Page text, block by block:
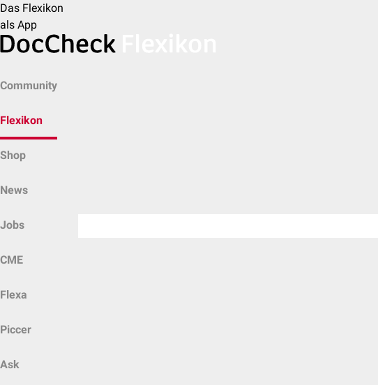
Das Flexikon
als App
Community
Flexikon
Shop
News
Jobs
CME
Flexa
Piccer
Ask